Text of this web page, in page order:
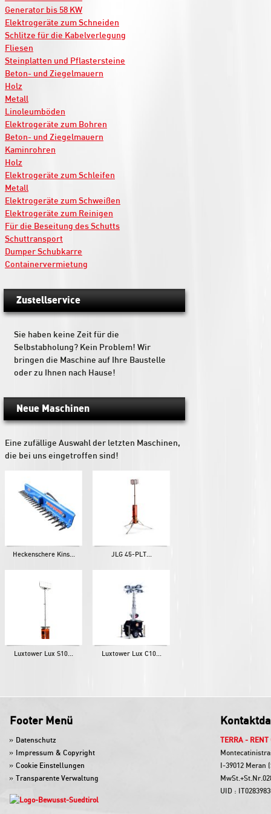
Generator bis 58 KW
Elektrogeräte zum Schneiden
Schlitze für die Kabelverlegung
Fliesen
Steinplatten und Pflastersteine
Beton- und Ziegelmauern
Holz
Metall
Linoleumböden
Elektrogeräte zum Bohren
Beton- und Ziegelmauern
Kaminrohren
Holz
Elektrogeräte zum Schleifen
Metall
Elektrogeräte zum Schweißen
Elektrogeräte zum Reinigen
Für die Beseitung des Schutts
Schuttransport
Dumper Schubkarre
Containervermietung
Zustellservice
Sie haben keine Zeit für die
Selbstabholung? Kein Problem! Wir
bringen die Maschine auf Ihre Baustelle
oder zu Ihnen nach Hause!
Neue Maschinen
Eine zufällige Auswahl der letzten Maschinen,
die bei uns eingetroffen sind!
Heckenschere Kins... JLG 45-PLT...
Luxtower Lux S10... Luxtower Lux C10...
Footer Menü
Datenschutz
Impressum & Copyright
Cookie Einstellungen
Transparente Verwaltung
TERRA - RENT
I-39012 Meran
UID :